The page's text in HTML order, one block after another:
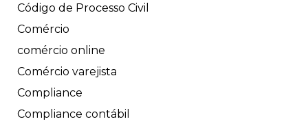
Código de Processo Civil
Comércio
comércio online
Comércio varejista
Compliance
Compliance contábil